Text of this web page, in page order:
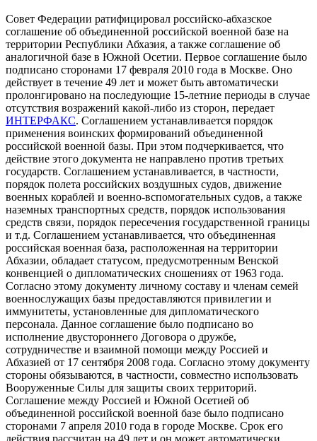
Совет Федерации ратифицировал российско-абхазское
соглашение об объединенной российской военной базе на
территории Республики Абхазия, а также соглашение об
аналогичной базе в Южной Осетии. Первое соглашение было
подписано сторонами 17 февраля 2010 года в Москве. Оно
действует в течение 49 лет и может быть автоматически
пролонгировано на последующие 15-летние периоды в случае
отсутствия возражений какой-либо из сторон, передает
ИНТЕРФАКС. Соглашением устанавливается порядок
применения воинских формирований объединенной
российской военной базы. При этом подчеркивается, что
действие этого документа не направлено против третьих
государств. Соглашением устанавливается, в частности,
порядок полета российских воздушных судов, движение
военных кораблей и военно-вспомогательных судов, а также
наземных транспортных средств, порядок использования
средств связи, порядок пересечения государственной границы
и т.д. Соглашением устанавливается, что объединенная
российская военная база, расположенная на территории
Абхазии, обладает статусом, предусмотренным Венской
конвенцией о дипломатических сношениях от 1963 года.
Согласно этому документу личному составу и членам семей
военнослужащих базы предоставляются привилегии и
иммунитеты, установленные для дипломатического
персонала. Данное соглашение было подписано во
исполнение двустороннего Договора о дружбе,
сотрудничестве и взаимной помощи между Россией и
Абхазией от 17 сентября 2008 года. Согласно этому документу
стороны обязываются, в частности, совместно использовать
Вооруженные Силы для защиты своих территорий.
Соглашение между Россией и Южной Осетией об
объединенной российской военной базе было подписано
сторонами 7 апреля 2010 года в городе Москве. Срок его
действия рассчитан на 49 лет и он может автоматически